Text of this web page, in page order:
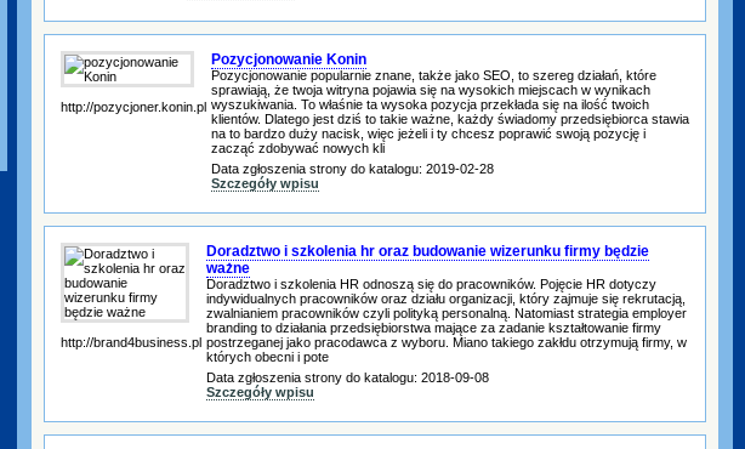
http://pozycjoner.konin.pl
Pozycjonowanie Konin
Pozycjonowanie popularnie znane, także jako SEO, to szereg działań, które
sprawiają, że twoja witryna pojawia się na wysokich miejscach w wynikach
wyszukiwania. To właśnie ta wysoka pozycja przekłada się na ilość twoich
klientów. Dlatego jest dziś to takie ważne, każdy świadomy przedsiębiorca stawia
na to bardzo duży nacisk, więc jeżeli i ty chcesz poprawić swoją pozycję i
zacząć zdobywać nowych kli
Data zgłoszenia strony do katalogu: 2019-02-28
Szczegóły wpisu
http://brand4business.pl
Doradztwo i szkolenia hr oraz budowanie wizerunku firmy będzie
ważne
Doradztwo i szkolenia HR odnoszą się do pracowników. Pojęcie HR dotyczy
indywidualnych pracowników oraz działu organizacji, który zajmuje się rekrutacją,
zwalnianiem pracowników czyli polityką personalną. Natomiast strategia employer
branding to działania przedsiębiorstwa mające za zadanie kształtowanie firmy
postrzeganej jako pracodawca z wyboru. Miano takiego zakłdu otrzymują firmy, w
których obecni i pote
Data zgłoszenia strony do katalogu: 2018-09-08
Szczegóły wpisu